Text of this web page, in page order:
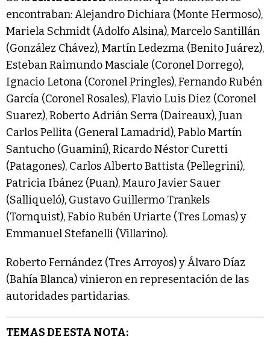
encontraban: Alejandro Dichiara (Monte Hermoso),
Mariela Schmidt (Adolfo Alsina), Marcelo Santillán
(González Chávez), Martín Ledezma (Benito Juárez),
Esteban Raimundo Masciale (Coronel Dorrego),
Ignacio Letona (Coronel Pringles), Fernando Rubén
García (Coronel Rosales), Flavio Luis Diez (Coronel
Suarez), Roberto Adrián Serra (Daireaux), Juan
Carlos Pellita (General Lamadrid), Pablo Martín
Santucho (Guaminí), Ricardo Néstor Curetti
(Patagones), Carlos Alberto Battista (Pellegrini),
Patricia Ibánez (Puan), Mauro Javier Sauer
(Salliqueló), Gustavo Guillermo Trankels
(Tornquist), Fabio Rubén Uriarte (Tres Lomas) y
Emmanuel Stefanelli (Villarino).
Roberto Fernández (Tres Arroyos) y Álvaro Díaz
(Bahía Blanca) vinieron en representación de las
autoridades partidarias.
TEMAS DE ESTA NOTA: